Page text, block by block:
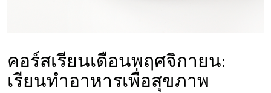
คอร์สเรียนเดือนพฤศจิกายน:
เรียนทำอาหารเพื่อสุขภาพ